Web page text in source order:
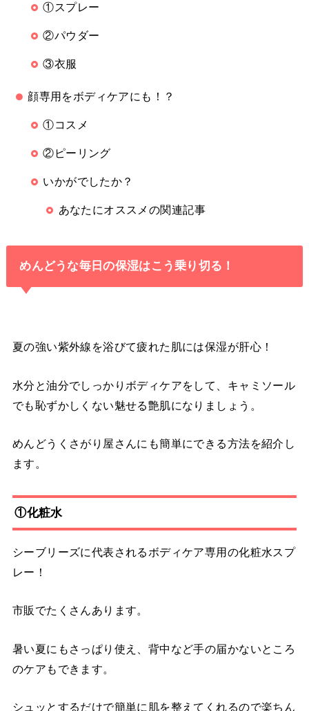
①スプレー
②パウダー
③衣服
顔専用をボディケアにも！？
①コスメ
②ピーリング
いかがでしたか？
あなたにオススメの関連記事
めんどうな毎日の保湿はこう乗り切る！
夏の強い紫外線を浴びて疲れた肌には保湿が肝心！
水分と油分でしっかりボディケアをして、キャミソール
でも恥ずかしくない魅せる艶肌になりましょう。
めんどうくさがり屋さんにも簡単にできる方法を紹介し
ます。
①化粧水
シーブリーズに代表されるボディケア専用の化粧水スプ
レー！
市販でたくさんあります。
暑い夏にもさっぱり使え、背中など手の届かないところ
のケアもできます。
シュッとするだけで簡単に肌を整えてくれるので楽ちん